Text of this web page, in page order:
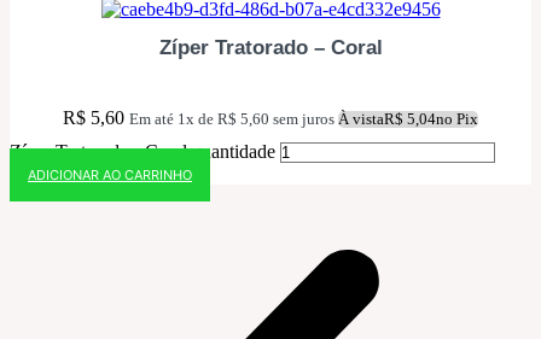
Zíper Tratorado – Coral
R$ 5,60 Em até 1x de R$ 5,60 sem juros À vistaR$ 5,04no Pix
Zíper Tratorado - Coral quantidade
ADICIONAR AO CARRINHO